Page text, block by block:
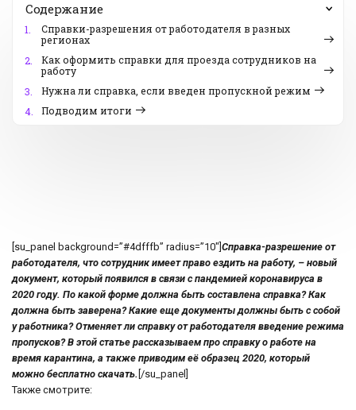
Содержание
1.
Справки-разрешения от работодателя в разных
регионах
2.
Как оформить справки для проезда сотрудников на
работу
3.
Нужна ли справка, если введен пропускной режим
4.
Подводим итоги
[su_panel background=”#4dfffb” radius=”10″] Справка-разрешение от
работодателя, что сотрудник имеет право ездить на работу, – новый
документ, который появился в связи с пандемией коронавируса в
2020 году. По какой форме должна быть составлена справка? Как
должна быть заверена? Какие еще документы должны быть с собой
у работника? Отменяет ли справку от работодателя введение режима
пропусков? В этой статье рассказываем про справку о работе на
время карантина, а также приводим её образец 2020, который
можно бесплатно скачать. [/su_panel]
Также смотрите: